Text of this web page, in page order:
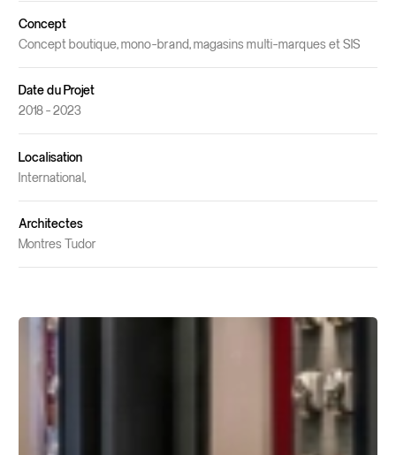
Concept
Concept boutique, mono-brand, magasins multi-marques et SIS
Date du Projet
2018 - 2023
Localisation
International,
Architectes
Montres Tudor